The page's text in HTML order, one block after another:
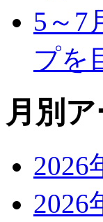
5～7
プを
月別
2026
2026